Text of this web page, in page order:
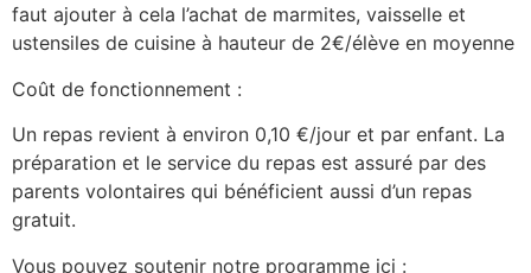
faut ajouter à cela l’achat de marmites, vaisselle et
ustensiles de cuisine à hauteur de 2€/élève en moyenne
Coût de fonctionnement :
Un repas revient à environ 0,10 €/jour et par enfant. La
préparation et le service du repas est assuré par des
parents volontaires qui bénéficient aussi d’un repas
gratuit.
Vous pouvez soutenir notre programme ici :